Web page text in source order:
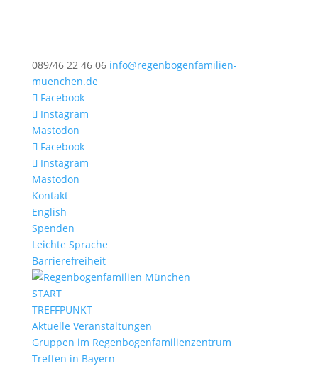
089/46 22 46 06 info@regenbogenfamilien-
muenchen.de
Facebook
Instagram
Mastodon
Facebook
Instagram
Mastodon
Kontakt
English
Spenden
Leichte Sprache
Barrierefreiheit
START
TREFFPUNKT
Aktuelle Veranstaltungen
Gruppen im Regenbogenfamilienzentrum
Treffen in Bayern